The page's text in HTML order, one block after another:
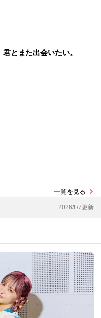
とまた出会いたい。
一覧を見る
2026/8/7更新